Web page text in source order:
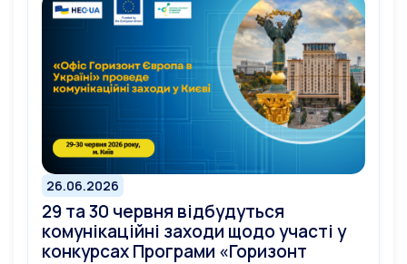
26.06.2026
29 та 30 червня відбудуться
комунікаційні заходи щодо участі у
конкурсах Програми «Горизонт